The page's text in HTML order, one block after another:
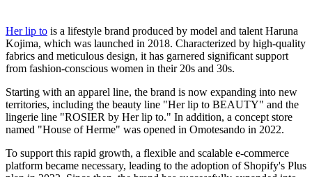
Her lip to is a lifestyle brand produced by model and talent Haruna
Kojima, which was launched in 2018. Characterized by high-quality
fabrics and meticulous design, it has garnered significant support
from fashion-conscious women in their 20s and 30s.
Starting with an apparel line, the brand is now expanding into new
territories, including the beauty line "Her lip to BEAUTY" and the
lingerie line "ROSIER by Her lip to." In addition, a concept store
named "House of Herme" was opened in Omotesando in 2022.
To support this rapid growth, a flexible and scalable e-commerce
platform became necessary, leading to the adoption of Shopify's Plus